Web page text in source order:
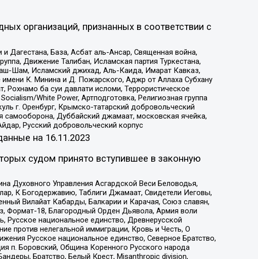
организаций, признанных в соответствии с
База, Асбат аль-Ансар, Священная война,
Движение Талибан, Исламская партия Туркестана,
Шам, Исламский джихад, Аль-Каида, Имарат Кавказ,
К. Минина и Д. Пожарского, Аджр от Аллаха Субхану
ба суи давлати исломи, Террористическое
White Power, Артподготовка, Религиозная группа
г. Оренбург, Крымско-татарский добровольческий
Дуббайский джамаат, московская ячейка,
Русский добровольческий корпус
на 16.11.2023
судом принято вступившее в законную
Духовного Управления Асгардской Веси Беловодья,
К Богодержавию, Таблиги Джамаат, Свидетели Иеговы,
Вилайат Кабарды, Балкарии и Карачая, Союз славян,
Формат-18, Благородный Орден Дьявола, Армия воли
Русское национальное единство, Древнерусской
против нелегальной иммиграции, Кровь и Честь, О
Русское национальное единство, Северное Братство,
п. Боровский, Община Коренного Русского народа
Братство, Белый Крест, Misanthropic division,